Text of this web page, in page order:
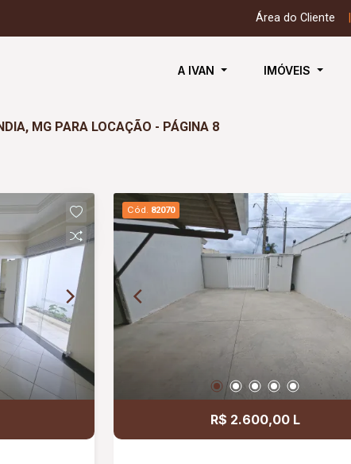
Área do Cliente
A IVAN IMÓVEIS
MG PARA LOCAÇÃO - PÁGINA 8
Cód. 82070
R$ 2.600,00 L